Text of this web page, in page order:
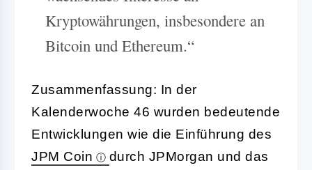
Kryptowährungen, insbesondere an
Bitcoin und Ethereum.“
Zusammenfassung: In der
Kalenderwoche 46 wurden bedeutende
Entwicklungen wie die Einführung des
JPM Coin
durch JPMorgan und das